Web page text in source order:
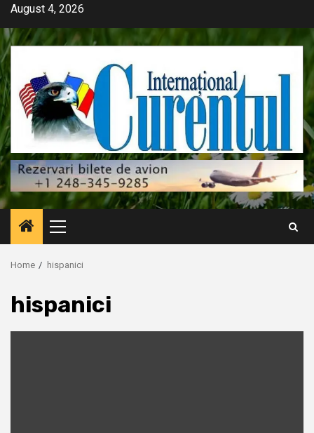
Skip
content
August 4, 2026
Primary
Menu
Home hispanici
hispanici